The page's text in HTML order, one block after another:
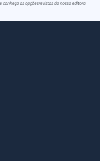
conheça as opçõesrevistas da nossa editora